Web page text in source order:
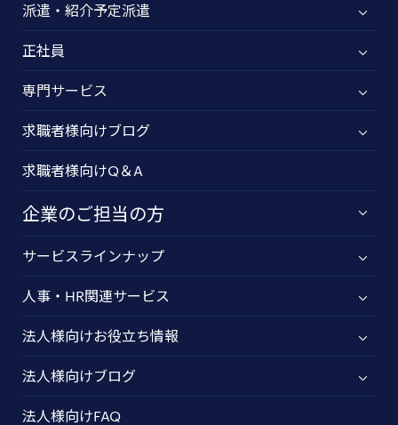
派遣・紹介予定派遣
正社員
専門サービス
求職者様向けブログ
求職者様向けQ＆A
企業のご担当の方
サービスラインナップ
人事・HR関連サービス
法人様向けお役立ち情報
法人様向けブログ
法人様向けFAQ